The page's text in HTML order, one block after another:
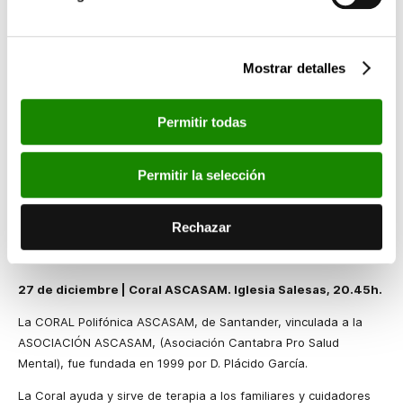
Mostrar detalles
Permitir todas
Permitir la selección
Rechazar
Costureritade los autores locales Alfonso Ruiz y Ángel
del Teatro Regio de Turín con un programa íntegramente
Ha sido invitada por numerosos festivales europeos, y ha
actuado en países como Alemania, Argentina, Austria, Cuba,
Noruega, Portugal, República Checa, Eslovaquia, Estados Unidos
y Vaticano.
Posee una amplia discografía y está en posesión de varios
27 de diciembre | Coral ASCASAM. Iglesia Salesas, 20.45h.
La CORAL Polifónica ASCASAM, de Santander, vinculada a la
ASOCIACIÓN ASCASAM, (Asociación Cantabra Pro Salud
Mental), fue fundada en 1999 por D. Plácido García.
La Coral ayuda y sirve de terapia a los familiares y cuidadores